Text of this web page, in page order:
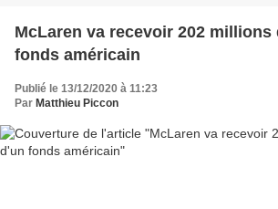
McLaren va recevoir 202 millions
fonds américain
Publié le 13/12/2020 à 11:23
Par Matthieu Piccon